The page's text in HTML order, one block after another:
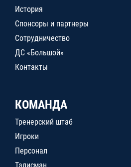
История
Спонсоры и партнеры
Сотрудничество
ДС «Большой»
Контакты
КОМАНДА
Тренерский штаб
Игроки
Персонал